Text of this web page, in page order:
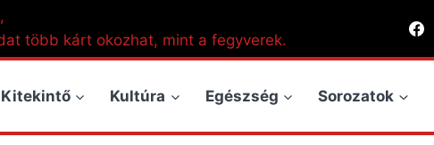
több kárt okozhat, mint a fegyverek.
Kitekintő Kultúra Egészség Sorozatok